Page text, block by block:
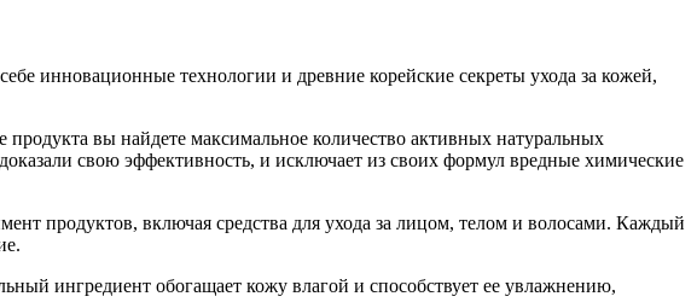
инновационные технологии и древние корейские секреты ухода за кожей,
вы найдете максимальное количество активных натуральных
свою эффективность, и исключает из своих формул вредные химические
продуктов, включая средства для ухода за лицом, телом и волосами. Каждый
ингредиент обогащает кожу влагой и способствует ее увлажнению,